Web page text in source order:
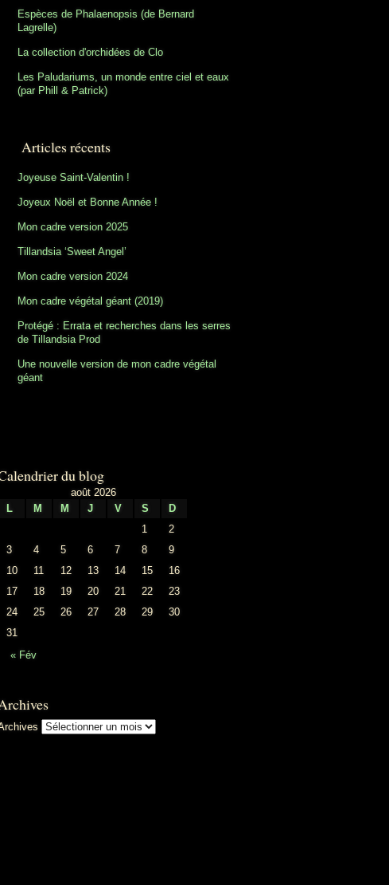
Espèces de Phalaenopsis (de Bernard
Lagrelle)
La collection d'orchidées de Clo
Les Paludariums, un monde entre ciel et eaux
(par Phill & Patrick)
Articles récents
Joyeuse Saint-Valentin !
Joyeux Noël et Bonne Année !
Mon cadre version 2025
Tillandsia ‘Sweet Angel’
Mon cadre version 2024
Mon cadre végétal géant (2019)
Protégé : Errata et recherches dans les serres
de Tillandsia Prod
Une nouvelle version de mon cadre végétal
géant
du blog
août 2026
L
M M J V S D
« Fév
1
2
3
4 5 6 7 8
9
10
11 12 13 14 15
16
17
18 19 20 21 22
23
24
25 26 27 28 29
30
31